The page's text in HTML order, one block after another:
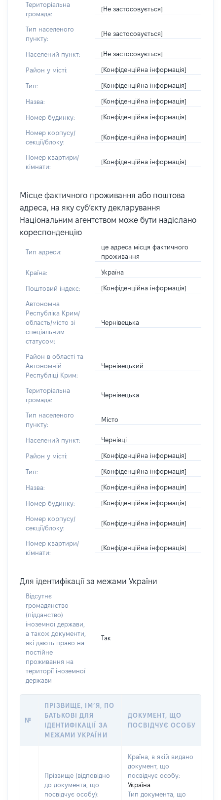
Територіальна
громада:
[Не застосовується]
Тип населеного
пункту:
[Не застосовується]
Населений пункт: [Не застосовується]
Район у місті: [Конфіденційна інформація]
Тип: [Конфіденційна інформація]
Назва: [Конфіденційна інформація]
Номер будинку: [Конфіденційна інформація]
Номер корпусу/
секції/блоку:
[Конфіденційна інформація]
Номер квартири/
кімнати:
[Конфіденційна інформація]
Місце фактичного проживання або поштова
адреса, на яку суб’єкту декларування
Національним агентством може бути надіслано
кореспонденцію
Тип адреси:
це адреса місця фактичного
проживання
Країна: Україна
Поштовий індекс: [Конфіденційна інформація]
Автономна
Республіка Крим/
область/місто зі
спеціальним
статусом:
Чернівецька
Район в області та
Автономній
Республіці Крим:
Чернівецький
Територіальна
громада:
Чернівецька
Тип населеного
пункту:
Місто
Населений пункт: Чернівці
Район у місті: [Конфіденційна інформація]
Тип: [Конфіденційна інформація]
Назва: [Конфіденційна інформація]
Номер будинку: [Конфіденційна інформація]
Номер корпусу/
секції/блоку:
[Конфіденційна інформація]
Номер квартири/
кімнати:
[Конфіденційна інформація]
Для ідентифікації за межами України
Відсутнє
громадянство
(підданство)
іноземної держави,
а також документи,
які дають право на
постійне
проживання на
території іноземної
держави
Так
№
ПРІЗВИЩЕ, ІМ’Я, ПО
БАТЬКОВІ ДЛЯ
ІДЕНТИФІКАЦІЇ ЗА
МЕЖАМИ УКРАЇНИ
ДОКУМЕНТ, ЩО
ПОСВІДЧУЄ ОСОБУ
Прізвище (відповідно
до документа, що
посвідчує особу):
Країна, в якій видано
документ, що
посвідчує особу:
Україна
Тип документа, що